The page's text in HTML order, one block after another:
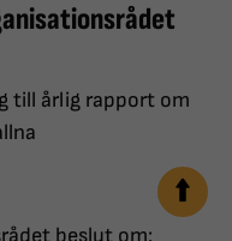
till årlig rapport om